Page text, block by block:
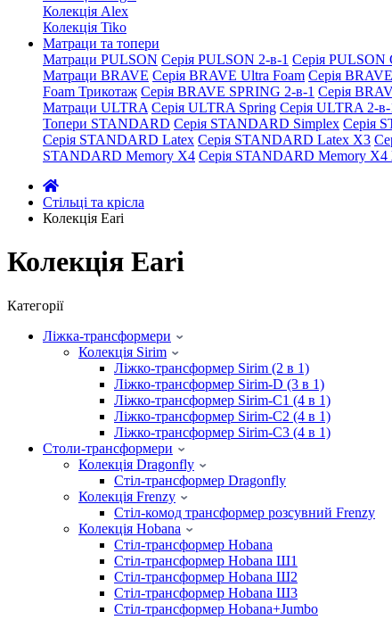
Колекція Alex
Колекція Tiko
Матраци та топери
Матраци PULSON Серія PULSON 2-в-1 Серія PULSON
Матраци BRAVE Серія BRAVE Ultra Foam Серія
Foam Трикотаж Серія BRAVE SPRING 2-в-1 Серія
Матраци ULTRA Серія ULTRA Spring Серія ULTRA 2-в-
Топери STANDARD Серія STANDARD Simplex Серія
Серія STANDARD Latex Серія STANDARD Latex X3
STANDARD Memory X4 Серія STANDARD Memory X4
Стільці та крісла
Колекція Eari
Колекція Eari
Категорії
Ліжка-трансформери
Колекція Sirim
Ліжко-трансформер Sirim (2 в 1)
Ліжко-трансформер Sirim-D (3 в 1)
Ліжко-трансформер Sirim-C1 (4 в 1)
Ліжко-трансформер Sirim-C2 (4 в 1)
Ліжко-трансформер Sirim-C3 (4 в 1)
Столи-трансформери
Колекція Dragonfly
Стіл-трансформер Dragonfly
Колекція Frenzy
Стіл-комод трансформер розсувний Frenzy
Колекція Hobana
Стіл-трансформер Hobana
Стіл-трансформер Hobana Ш1
Стіл-трансформер Hobana Ш2
Стіл-трансформер Hobana Ш3
Стіл-трансформер Hobana+Jumbo